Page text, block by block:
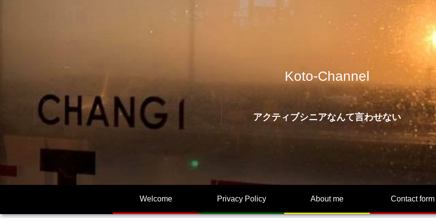
Koto-Channel
アクティブシニアなんて言わせない
Welcome Privacy Policy About me Contact form